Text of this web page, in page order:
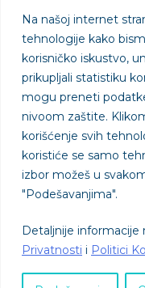
Na našoj internet
tehnologije kako
korisničko iskustvo,
prikupljali statistiku
mogu preneti
nivoom zaštite.
korišćenje svih
koristiće se samo
izbor možeš u
"Podešavanjima".
Detaljnije informacije
Privatnosti i Politici
Politika privatnosti